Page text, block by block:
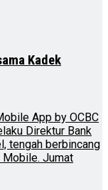
Kadek